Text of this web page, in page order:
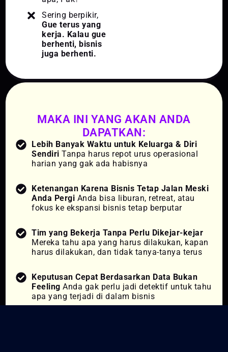
Sering berpikir,
Gue terus yang
kerja. Kalau gue
berhenti, bisnis
juga berhenti.
MAKA INI YANG AKAN ANDA
DAPATKAN:
Lebih Banyak Waktu untuk Keluarga & Diri
Sendiri Tanpa harus repot urus operasional
harian yang gak ada habisnya
Ketenangan Karena Bisnis Tetap Jalan Meski
Anda Pergi Anda bisa liburan, retreat, atau
fokus ke ekspansi bisnis tetap berputar
Tim yang Bekerja Tanpa Perlu Dikejar-kejar
Mereka tahu apa yang harus dilakukan, kapan
harus dilakukan, dan tidak tanya-tanya terus
Keputusan Cepat Berdasarkan Data Bukan
Feeling Anda gak perlu jadi detektif untuk tahu
apa yang terjadi di dalam bisnis